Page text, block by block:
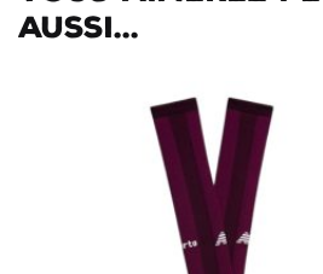
aussi...